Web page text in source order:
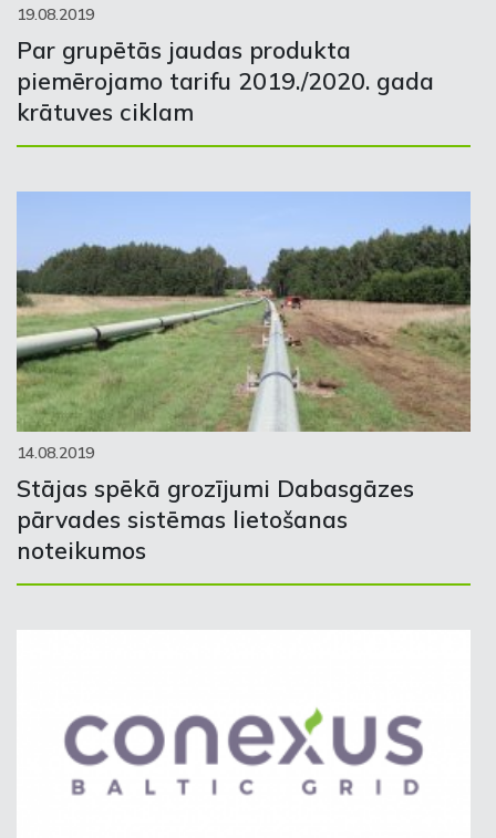
19.08.2019
Par grupētās jaudas produkta
piemērojamo tarifu 2019./2020. gada
krātuves ciklam
14.08.2019
Stājas spēkā grozījumi Dabasgāzes
pārvades sistēmas lietošanas
noteikumos